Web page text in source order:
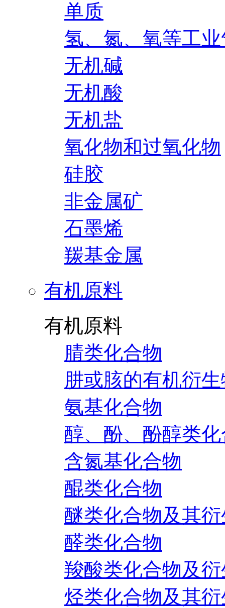
单质
氢、氮、氧等工
无机碱
无机酸
无机盐
氧化物和过氧化物
硅胶
非金属矿
石墨烯
羰基金属
有机原料
有机原料
腈类化合物
肼或胲的有机衍
氨基化合物
醇、酚、酚醇类
含氮基化合物
醌类化合物
醚类化合物及其
醛类化合物
羧酸类化合物及
烃类化合物及其